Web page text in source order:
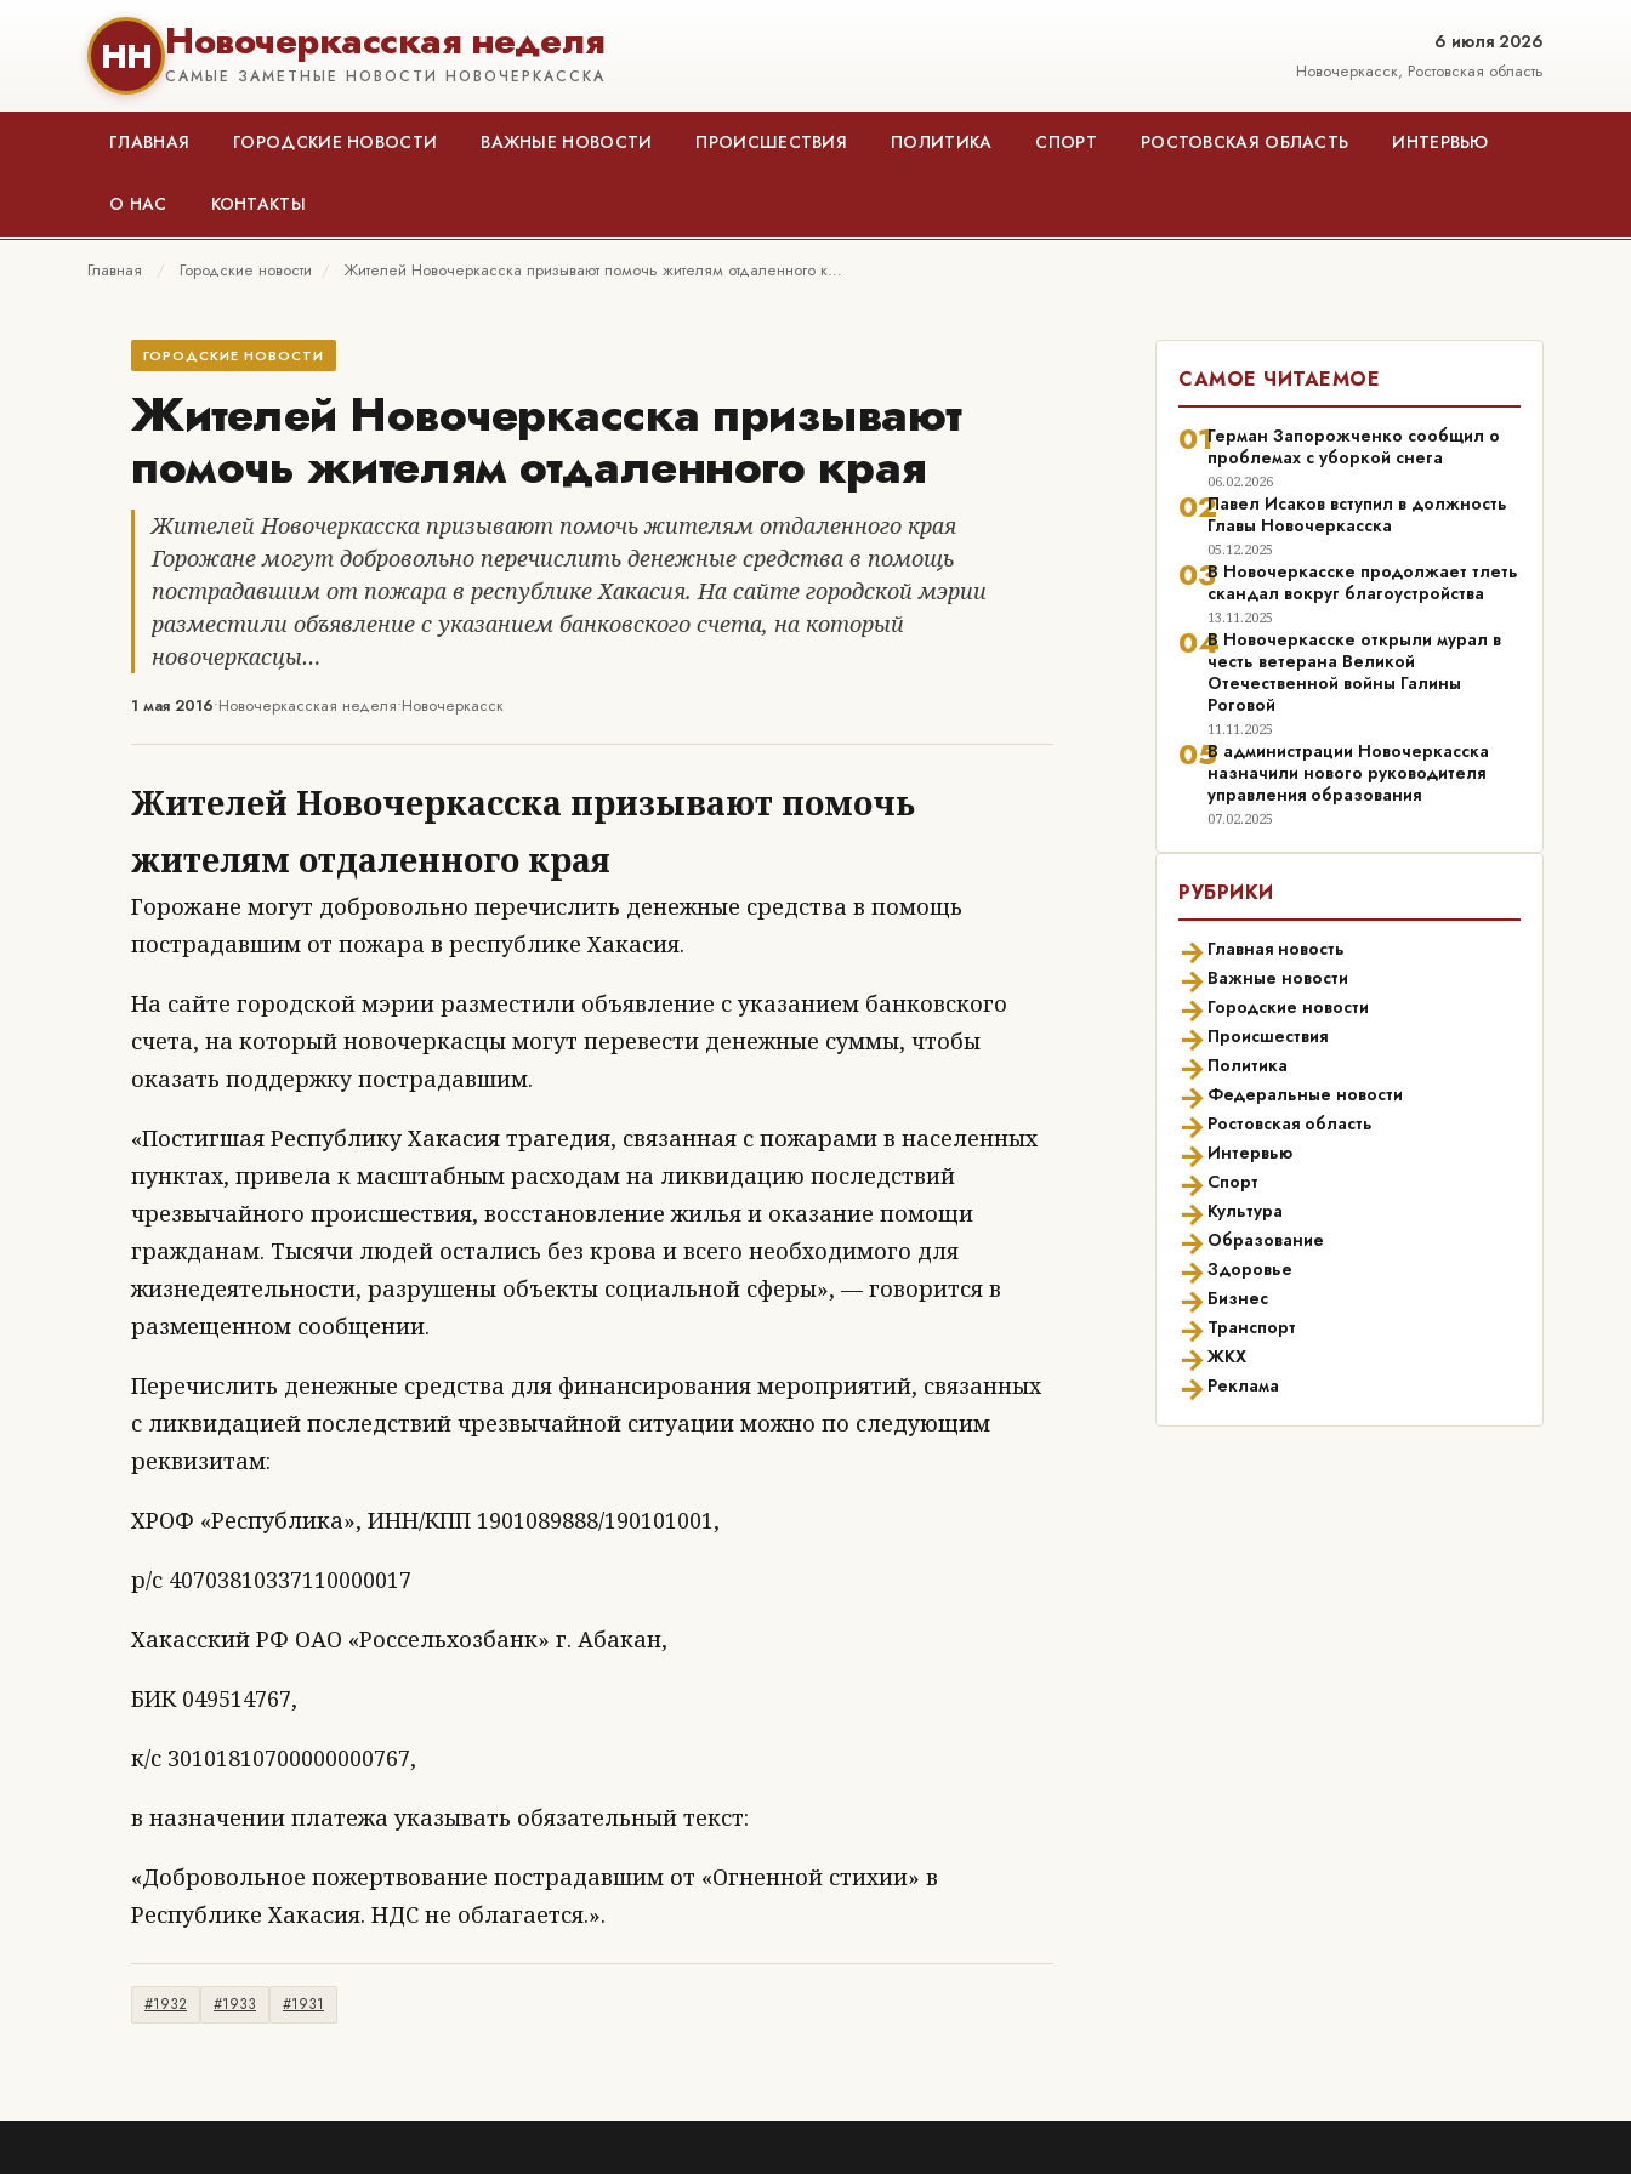
НН Новочеркасская неделя
САМЫЕ ЗАМЕТНЫЕ НОВОСТИ НОВОЧЕРКАССКА
6 июля 2026
Новочеркасск, Ростовская область
ГЛАВНАЯ ГОРОДСКИЕ НОВОСТИ ВАЖНЫЕ НОВОСТИ ПРОИСШЕСТВИЯ ПОЛИТИКА СПОРТ РОСТОВСКАЯ ОБЛАСТЬ ИНТЕРВЬЮ
О НАС КОНТАКТЫ
Главная / Городские новости / Жителей Новочеркасска призывают помочь жителям отдаленного к…
ГОРОДСКИЕ НОВОСТИ
Жителей Новочеркасска призывают
помочь жителям отдаленного края
Жителей Новочеркасска призывают помочь жителям отдаленного края
Горожане могут добровольно перечислить денежные средства в помощь
пострадавшим от пожара в республике Хакасия. На сайте городской мэрии
разместили объявление с указанием банковского счета, на который
новочеркасцы…
1 мая 2016•Новочеркасская неделя•Новочеркасск
Жителей Новочеркасска призывают помочь
жителям отдаленного края
Горожане могут добровольно перечислить денежные средства в помощь
пострадавшим от пожара в республике Хакасия.
На сайте городской мэрии разместили объявление с указанием банковского
счета, на который новочеркасцы могут перевести денежные суммы, чтобы
оказать поддержку пострадавшим.
«Постигшая Республику Хакасия трагедия, связанная с пожарами в населенных
пунктах, привела к масштабным расходам на ликвидацию последствий
чрезвычайного происшествия, восстановление жилья и оказание помощи
гражданам. Тысячи людей остались без крова и всего необходимого для
жизнедеятельности, разрушены объекты социальной сферы», — говорится в
размещенном сообщении.
Перечислить денежные средства для финансирования мероприятий, связанных
с ликвидацией последствий чрезвычайной ситуации можно по следующим
реквизитам:
ХРОФ «Республика», ИНН/КПП 1901089888/190101001,
р/с 40703810337110000017
Хакасский РФ ОАО «Россельхозбанк» г. Абакан,
БИК 049514767,
к/с 30101810700000000767,
в назначении платежа указывать обязательный текст:
«Добровольное пожертвование пострадавшим от «Огненной стихии» в
Республике Хакасия. НДС не облагается.».
#1932 #1933 #1931
САМОЕ ЧИТАЕМОЕ
01Герман Запорожченко сообщил о
проблемах с уборкой снега
06.02.2026
02Павел Исаков вступил в должность
Главы Новочеркасска
05.12.2025
03В Новочеркасске продолжает тлеть
скандал вокруг благоустройства
13.11.2025
04В Новочеркасске открыли мурал в
честь ветерана Великой
Отечественной войны Галины
Роговой
11.11.2025
05В администрации Новочеркасска
назначили нового руководителя
управления образования
07.02.2025
РУБРИКИ
→ Главная новость
→ Важные новости
→ Городские новости
→ Происшествия
→ Политика
→ Федеральные новости
→ Ростовская область
→ Интервью
→ Спорт
→ Культура
→ Образование
→Здоровье
→ Бизнес
→ Транспорт
→ЖКХ
→ Реклама